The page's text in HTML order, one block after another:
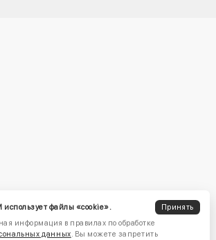
использует файлы «cookie».
Принять
информация в правилах по обработке
данных. Вы можете запретить